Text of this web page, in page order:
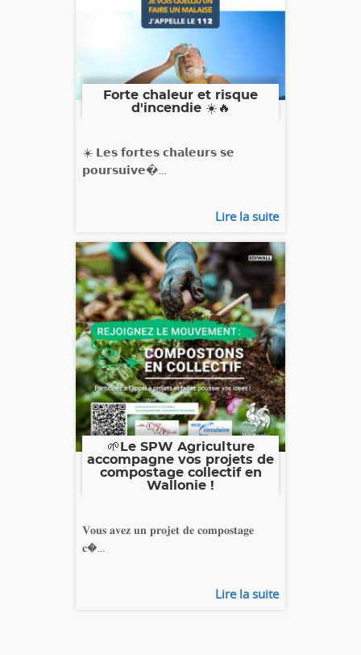
Forte chaleur et risque
d'incendie ☀️🔥
☀️ 𝗟𝗲𝘀 𝗳𝗼𝗿𝘁𝗲𝘀 𝗰𝗵𝗮𝗹𝗲𝘂𝗿𝘀 𝘀𝗲
𝗽𝗼𝘂𝗿𝘀𝘂𝗶𝘃𝗲�...
Lire la suite
🌱Le SPW Agriculture
accompagne vos projets de
compostage collectif en
Wallonie !
𝐕𝐨𝐮𝐬 𝐚𝐯𝐞𝐳 𝐮𝐧 𝐩𝐫𝐨𝐣𝐞𝐭 𝐝𝐞 𝐜𝐨𝐦𝐩𝐨𝐬𝐭𝐚𝐠𝐞
𝐜�...
Lire la suite